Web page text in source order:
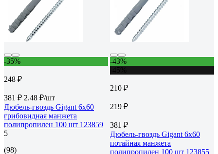
-35%
248 ₽
381 ₽ 2.48 ₽/шт
Дюбель-гвоздь Gigant 6x60
грибовидная манжета
полипропилен 100 шт 123859
5
(98)
-43%
210 ₽
219 ₽
381 ₽
Дюбель-гвоздь Gigant 6x60
потайная манжета
полипропилен 100 шт 123855